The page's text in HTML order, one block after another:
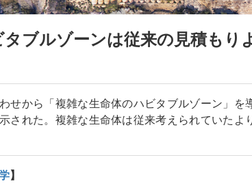
ブルゾーンは従来の見積もり
せから「複雑な生命体のハビタブルゾーン」を
された。複雑な生命体は従来考えられていたよ
】